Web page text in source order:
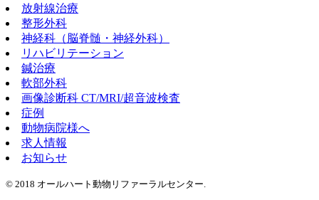
放射線治療
整形外科
神経科（脳脊髄・神経外科）
リハビリテーション
鍼治療
軟部外科
画像診断科 CT/MRI/超音波検査
症例
動物病院様へ
求人情報
お知らせ
© 2018 オールハート動物リファーラルセンター.